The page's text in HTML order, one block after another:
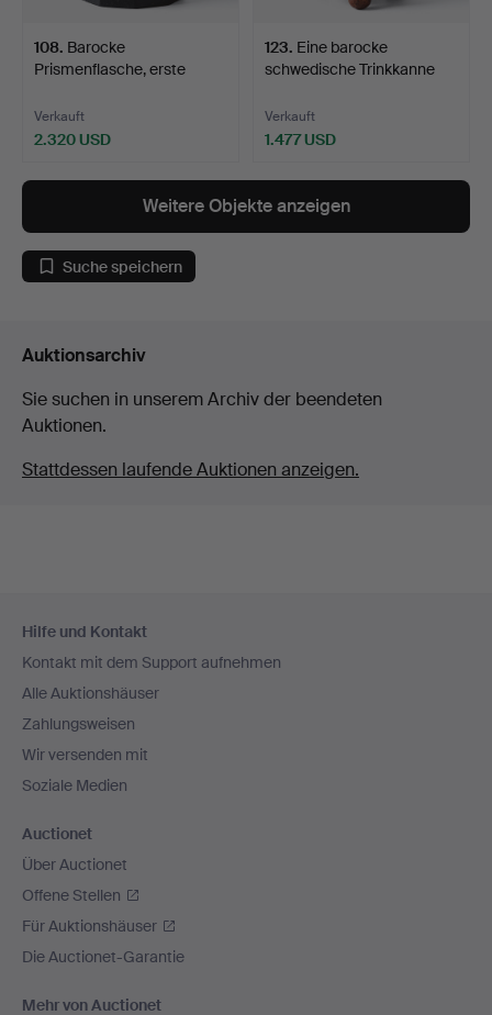
108. Barocke
Prismenflasche, erste
Verkauft
2.320 USD
123. Eine barocke
schwedische Trinkkanne
Verkauft
1.477 USD
Weitere Objekte anzeigen
Suche speichern
Auktionsarchiv
Sie suchen in unserem Archiv der beendeten
Auktionen.
Stattdessen laufende Auktionen anzeigen.
Navigation
Hilfe und Kontakt
Kontakt mit dem Support aufnehmen
Alle Auktionshäuser
Zahlungsweisen
Wir versenden mit
Soziale Medien
Auctionet
Über Auctionet
Offene Stellen
Für Auktionshäuser
Die Auctionet-Garantie
Mehr von Auctionet